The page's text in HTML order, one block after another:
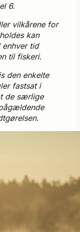
6.
vilkårene for
kan
enhver tid
til fiskeri.
den enkelte
fastsat i
de særlige